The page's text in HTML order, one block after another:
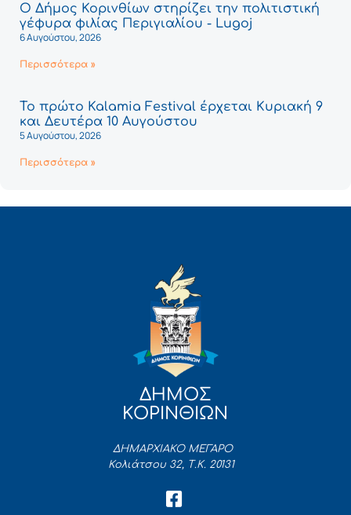
Ο Δήμος Κορινθίων στηρίζει την πολιτιστική
γέφυρα φιλίας Περιγιαλίου - Lugoj
6 Αυγούστου, 2026
Περισσότερα »
Το πρώτο Kalamia Festival έρχεται Κυριακή 9
και Δευτέρα 10 Αυγούστου
5 Αυγούστου, 2026
Περισσότερα »
ΔΗΜΟΣ
ΚΟΡΙΝΘΙΩΝ
ΔΗΜΑΡΧΙΑΚΟ ΜΕΓΑΡΟ
Κολιάτσου 32, Τ.Κ. 20131